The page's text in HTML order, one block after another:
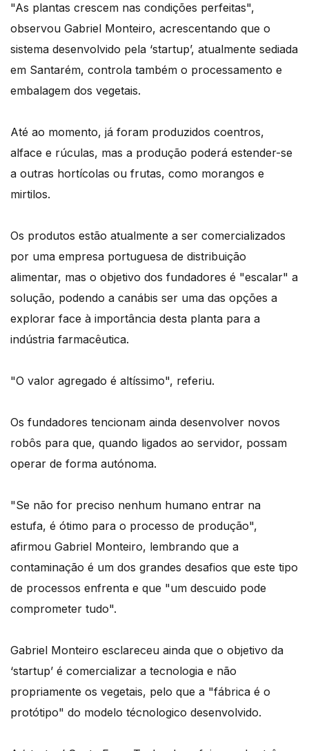
"As plantas crescem nas condições perfeitas",
observou Gabriel Monteiro, acrescentando que o
sistema desenvolvido pela ‘startup’, atualmente sediada
em Santarém, controla também o processamento e
embalagem dos vegetais.
Até ao momento, já foram produzidos coentros,
alface e rúculas, mas a produção poderá estender-se
a outras hortícolas ou frutas, como morangos e
mirtilos.
Os produtos estão atualmente a ser comercializados
por uma empresa portuguesa de distribuição
alimentar, mas o objetivo dos fundadores é "escalar" a
solução, podendo a canábis ser uma das opções a
explorar face à importância desta planta para a
indústria farmacêutica.
"O valor agregado é altíssimo", referiu.
Os fundadores tencionam ainda desenvolver novos
robôs para que, quando ligados ao servidor, possam
operar de forma autónoma.
"Se não for preciso nenhum humano entrar na
estufa, é ótimo para o processo de produção",
afirmou Gabriel Monteiro, lembrando que a
contaminação é um dos grandes desafios que este tipo
de processos enfrenta e que "um descuido pode
comprometer tudo".
Gabriel Monteiro esclareceu ainda que o objetivo da
‘startup’ é comercializar a tecnologia e não
propriamente os vegetais, pelo que a "fábrica é o
protótipo" do modelo técnologico desenvolvido.